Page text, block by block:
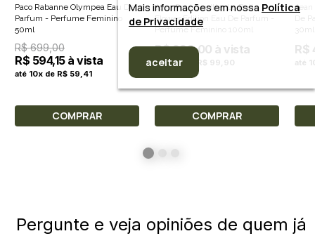
Paco Rabanne Olympea Eau De
Parfum - Perfume Feminino
50ml
R$ 699,00
R$ 594,15 à vista
até 10x de R$ 59,41
COMPRAR
Jean Paul Gaultier La Belle
Flower Edition Eau De Parfum -
Perfume Feminino 100ml
R$ 999,00 à vista
até 10x de R$ 99,90
COMPRAR
Jean
R$
até
Pergunte e veja opiniões de quem já
Mais informações em nossa Política
de Privacidade
aceitar